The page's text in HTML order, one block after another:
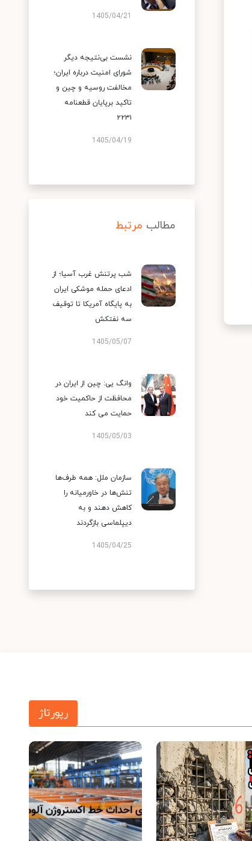
1405/04/21
نشست بی‌نتیجه دیگر
شورای امنیت درباره ایران؛
مخالفت روسیه و چین و
تاکید برپایان قطعنامه
۲۲۳۱
1405/04/19
مطالب مرتبط
شب پرتنش غرب آسیا؛ از
ادعای حمله موشکی ایران
به پایگاه آمریکا تا توقیف
سه نفتکش
1405/05/07
وانگ یی: چین از ایران در
محافظت از حاکمیت خود
حمایت می کند
1405/05/03
سازمان ملل: همه طرف‌ها
تنش‌ها در خاورمیانه را
کاهش دهند و به
دیپلماسی بازگردند
1405/04/25
رپورتاژ